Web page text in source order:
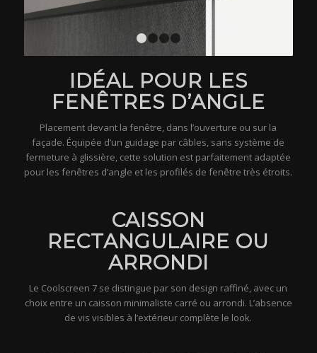
1
IDÉAL POUR LES
FENÊTRES D’ANGLE
Placement devant la fenêtre, dans l’ouverture ou sur la
façade. Équipée d’un guidage par câbles, sans système de
fermeture à glissière, cette solution est parfaitement adaptée
pour les fenêtres d’angle et les profilés de fenêtre très étroits.
CAISSON
RECTANGULAIRE OU
ARRONDI
Le Coolscreen 7 se distingue par son design raffiné, avec un
choix entre un caisson minimaliste carré ou arrondi. L’absence
de vis visibles à l’extérieur complète le look.